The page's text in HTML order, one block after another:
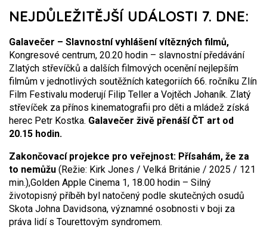
NEJDŮLEŽITĚJŠÍ UDÁLOSTI 7. DNE:
Galavečer – Slavnostní vyhlášení vítězných filmů,
Kongresové centrum, 20.20 hodin – slavnostní předávání
Zlatých střevíčků a dalších filmových ocenění nejlepším
filmům v jednotlivých soutěžních kategoriích 66. ročníku Zlín
Film Festivalu moderují Filip Teller a Vojtěch Johaník. Zlatý
střevíček za přínos kinematografii pro děti a mládež získá
herec Petr Kostka. Galavečer živě přenáší ČT art od
20.15 hodin.
Zakončovací projekce pro veřejnost: Přísahám, že za
to nemůžu (Režie: Kirk Jones / Velká Británie / 2025 / 121
min.),Golden Apple Cinema 1, 18.00 hodin – Silný
životopisný příběh byl natočený podle skutečných osudů
Skota Johna Davidsona, významné osobnosti v boji za
práva lidí s Tourettovým syndromem.